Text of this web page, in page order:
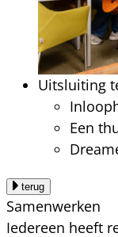
Uitsluiting
Een
terug
Samenwerken
Iedereen heeft